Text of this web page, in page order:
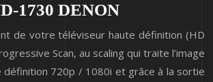
1730 DENON
de votre téléviseur haute définition (HD
Scan, au scaling qui traite l’image
définition 720p / 1080i et grâce à la sortie